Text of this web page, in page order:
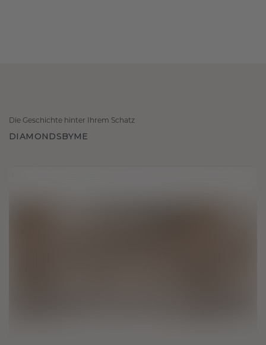
Die Geschichte hinter Ihrem Schatz
DIAMONDSBYME